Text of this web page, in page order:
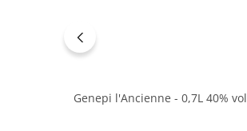
Genepi l'Ancienne - 0,7L 40% vol